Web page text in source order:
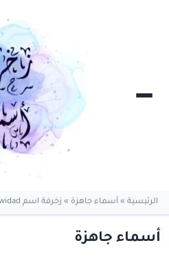
الرئيسية » أسماء جاهزة » زخرفة اسم widad
أسماء جاهزة